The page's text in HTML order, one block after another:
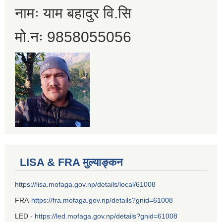
नामः याम बहादुर वि.सि
मो.नः 9858055056
LISA & FRA मुल्याङ्कन
https://lisa.mofaga.gov.np/details/local/61008
FRA-https://fra.mofaga.gov.np/details?gnid=61008
LED - https://led.mofaga.gov.np/details?gnid=61008